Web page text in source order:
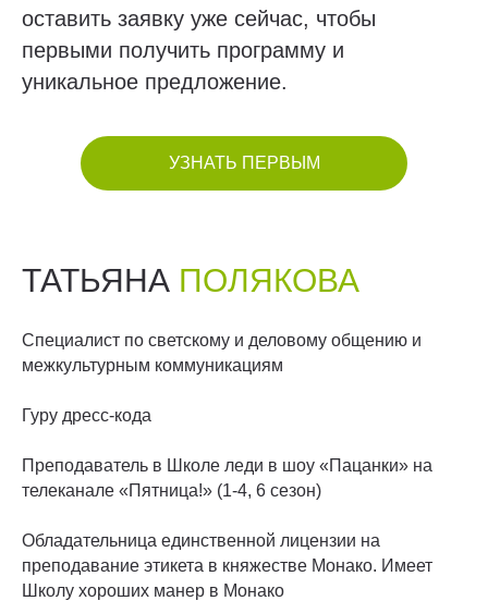
оставить заявку уже сейчас, чтобы
первыми получить программу и
уникальное предложение.
УЗНАТЬ ПЕРВЫМ
ТАТЬЯНА ПОЛЯКОВА
Специалист по светскому и деловому общению и
межкультурным коммуникациям
Гуру дресс-кода
Преподаватель в Школе леди в шоу «Пацанки» на
телеканале «Пятница!» (1-4, 6 сезон)
Обладательница единственной лицензии на
преподавание этикета в княжестве Монако. Имеет
Школу хороших манер в Монако